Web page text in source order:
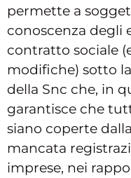
permette a
conoscenza degli
contratto sociale
modifiche) sotto
della Snc che, in
garantisce che
siano coperte
mancata
imprese, nei